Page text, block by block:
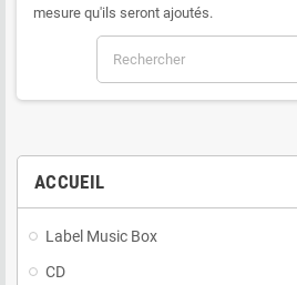
ACCUEIL
Label Music Box
CD
mesure qu'ils seront ajoutés.